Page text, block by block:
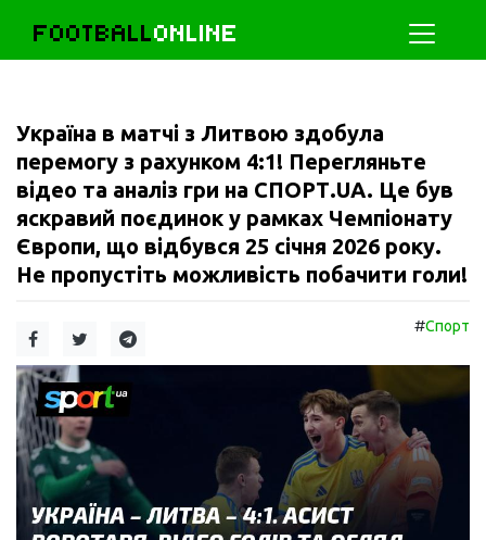
FOOTBALLONLINE
Україна в матчі з Литвою здобула
перемогу з рахунком 4:1! Перегляньте
відео та аналіз гри на СПОРТ.UA. Це був
яскравий поєдинок у рамках Чемпіонату
Європи, що відбувся 25 січня 2026 року.
Не пропустіть можливість побачити голи!
#Спорт